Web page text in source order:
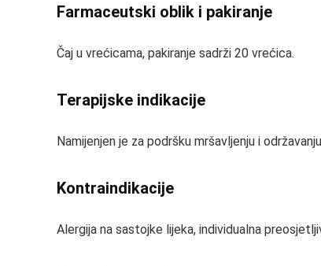
Farmaceutski oblik i pakiranje
Čaj u vrećicama, pakiranje sadrži 20 vrećica.
Terapijske indikacije
Namijenjen je za podršku mršavljenju i
Kontraindikacije
Alergija na sastojke lijeka, individualna